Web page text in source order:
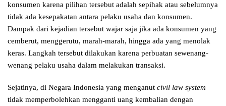
konsumen karena pilihan tersebut adalah sepihak atau sebelumnya
tidak ada kesepakatan antara pelaku usaha dan konsumen.
Dampak dari kejadian tersebut wajar saja jika ada konsumen yang
cemberut, menggerutu, marah-marah, hingga ada yang menolak
keras. Langkah tersebut dilakukan karena perbuatan sewenang-
wenang pelaku usaha dalam melakukan transaksi.
Sejatinya, di Negara Indonesia yang menganut civil law system
tidak memperbolehkan mengganti uang kembalian dengan